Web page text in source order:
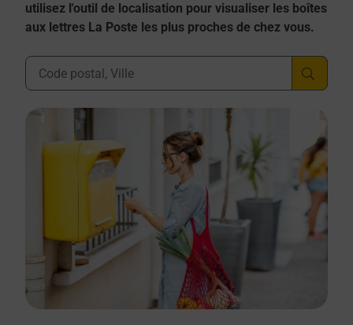
utilisez l'outil de localisation pour visualiser les boîtes
aux lettres La Poste les plus proches de chez vous.
Ville, Département, Code Postal